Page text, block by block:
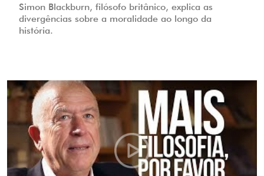
Simon Blackburn, filósofo britânico, explica as
divergências sobre a moralidade ao longo da
história.